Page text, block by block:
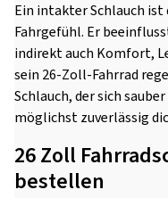
Ein intakter Schlauch ist
Fahrgefühl. Er
indirekt auch Komfort,
sein 26-Zoll-Fahrrad
Schlauch, der sich
möglichst zuverlässig
26 Zoll
bestellen